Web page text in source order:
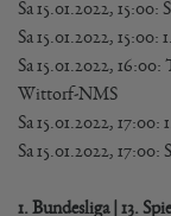
Sa 15.01.2022,
Sa 15.01.2022,
Sa 15.01.2022,
Wittorf-NMS
Sa 15.01.2022,
Sa 15.01.2022,
1. Bundesliga | 13.